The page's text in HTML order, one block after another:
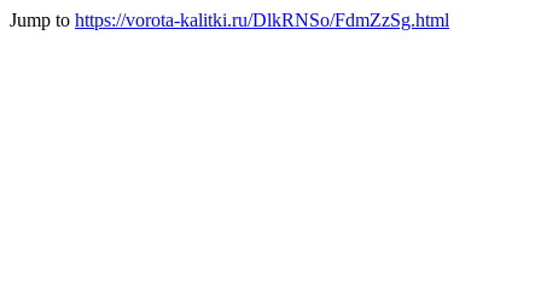
Jump to https://vorota-kalitki.ru/DlkRNSo/FdmZzSg.html